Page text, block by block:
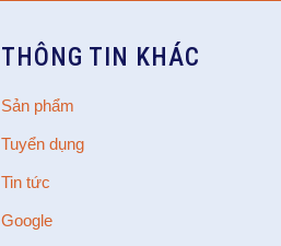
THÔNG TIN KHÁC
Sản phẩm
Tuyển dụng
Tin tức
Google